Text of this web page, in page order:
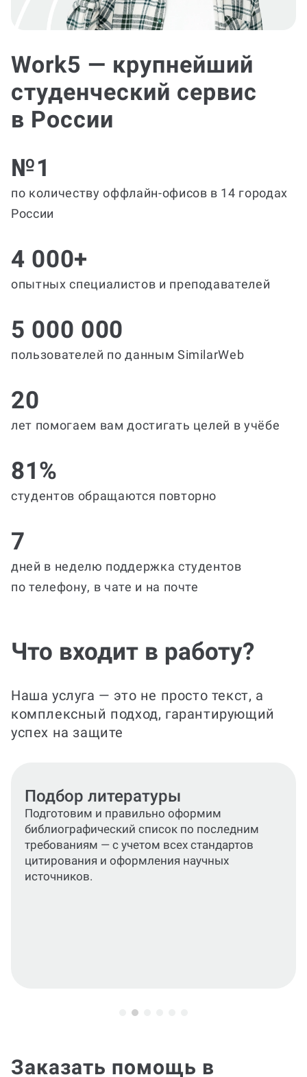
Work5 — крупнейший
студенческий сервис
в России
№1
по количеству оффлайн-офисов в 14 городах
России
4 000+
опытных специалистов и преподавателей
5 000 000
пользователей по данным SimilarWeb
20
лет помогаем вам достигать целей в учёбе
81%
студентов обращаются повторно
7
дней в неделю поддержка студентов
по телефону, в чате и на почте
Что входит в работу?
Наша услуга — это не просто текст, а
комплексный подход, гарантирующий
успех на защите
Текст работы
Подготовим уникальное содержание для
каждого раздела — введения,
теоретической, практической частей и
заключения.
Заказать помощь в